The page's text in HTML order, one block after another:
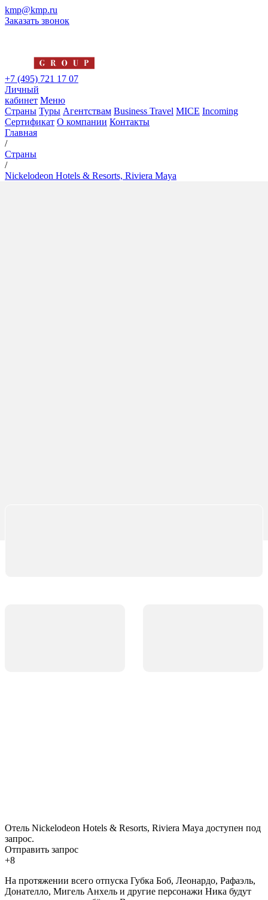
kmp@kmp.ru
Заказать звонок
+7 (495) 721 17 07
Личный
кабинет Меню
Страны Туры Агентствам Business Travel MICE Incoming
Сертификат О компании Контакты
Главная
/
Страны
/
Nickelodeon Hotels & Resorts, Riviera Maya
Отель Nickelodeon Hotels & Resorts, Riviera Maya доступен под
запрос.
Отправить запрос
+8
На протяжении всего отпуска Губка Боб, Леонардо, Рафаэль,
Донателло, Мигель Анхель и другие персонажи Ника будут